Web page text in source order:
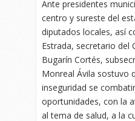
Ante presidentes
centro y sureste del
diputados locales, así
Estrada, secretario del
Bugarín Cortés,
Monreal Ávila sostuvo
inseguridad se
oportunidades, con la
al tema de salud, a la